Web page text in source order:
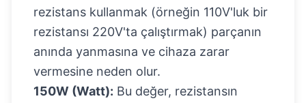
rezistans kullanmak (örneğin 110V'luk bir
rezistansı 220V'ta çalıştırmak) parçanın
anında yanmasına ve cihaza zarar
vermesine neden olur.
150W (Watt): Bu değer, rezistansın